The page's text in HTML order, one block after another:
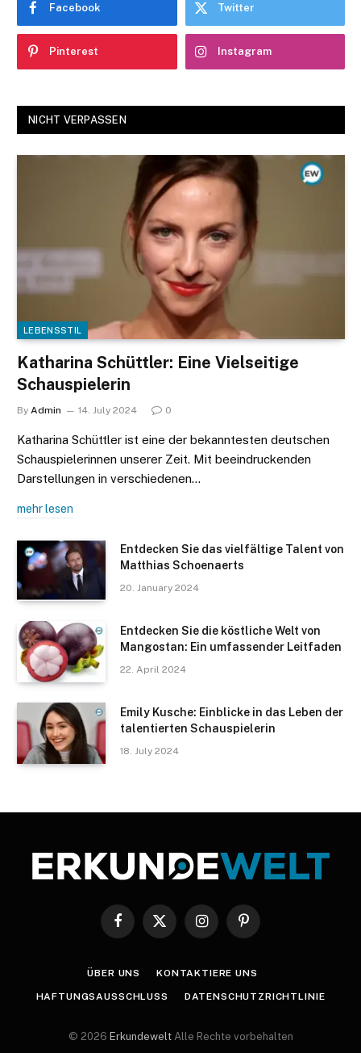
Facebook Twitter
Pinterest Instagram
NICHT VERPASSEN
LEBENSSTIL
Katharina Schüttler: Eine Vielseitige
Schauspielerin
By Admin 14. July 2024 0
Katharina Schüttler ist eine der bekanntesten deutschen
Schauspielerinnen unserer Zeit. Mit beeindruckenden
Darstellungen in verschiedenen…
mehr lesen
Entdecken Sie das vielfältige Talent von
Matthias Schoenaerts
20. January 2024
Entdecken Sie die köstliche Welt von
Mangostan: Ein umfassender Leitfaden
22. April 2024
Emily Kusche: Einblicke in das Leben der
talentierten Schauspielerin
18. July 2024
Facebook
X
InstagramPinterest
ÜBER UNS KONTAKTIERE UNS
HAFTUNGSAUSSCHLUSS DATENSCHUTZRICHTLINIE
© 2026 Erkundewelt Alle Rechte vorbehalten